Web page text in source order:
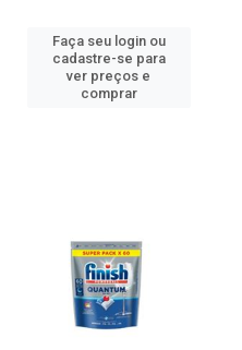
Faça seu login ou
cadastre-se para
ver preços e
comprar